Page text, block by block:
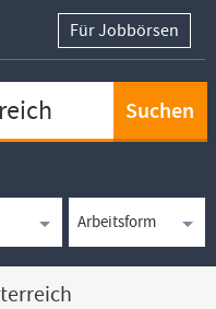
Für Jobbörsen